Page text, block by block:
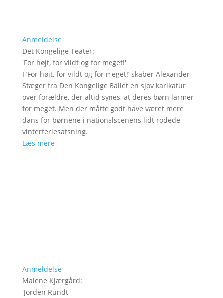
Anmeldelse
Det Kongelige Teater:
'For højt, for vildt og for meget!'
I ’For højt, for vildt og for meget!’ skaber Alexander
Stæger fra Den Kongelige Ballet en sjov karikatur
over forældre, der altid synes, at deres børn larmer
for meget. Men der måtte godt have været mere
dans for børnene i nationalscenens lidt rodede
vinterferiesatsning.
Læs mere
Anmeldelse
Malene Kjærgård:
'Jorden Rundt'